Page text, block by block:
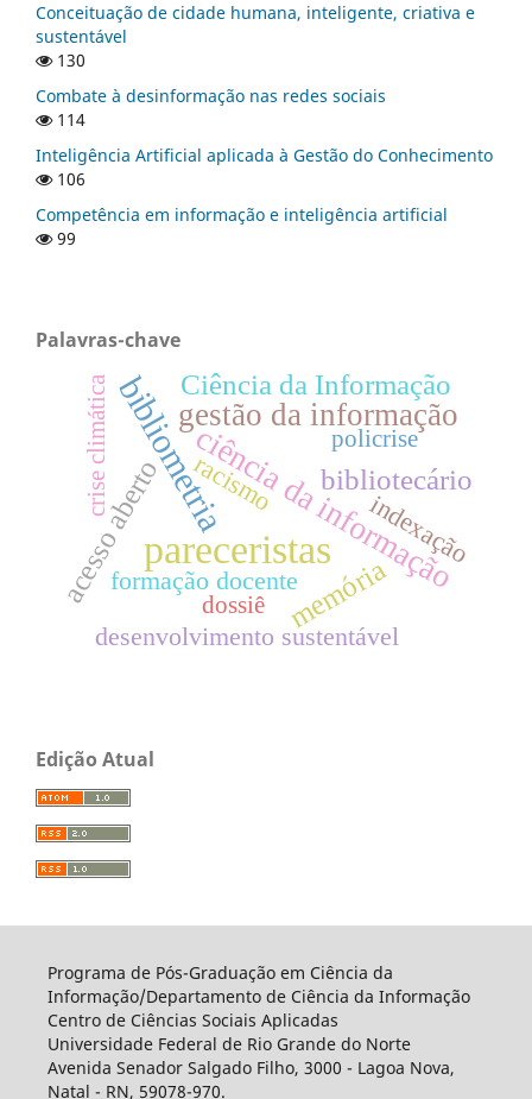
Conceituação de cidade humana, inteligente, criativa e
sustentável
130
Combate à desinformação nas redes sociais
114
Inteligência Artificial aplicada à Gestão do Conhecimento
106
Competência em informação e inteligência artificial
99
Palavras-chave
pareceristas
bibliometriaciência da informação
gestão da informação
Ciência da Informação
acesso aberto bibliotecário
memória
racismo
formação docente
desenvolvimento sustentável
indexação
dossiê
policrise
crise climática
Edição Atual
Programa de Pós-Graduação em Ciência da
Informação/Departamento de Ciência da Informação
Centro de Ciências Sociais Aplicadas
Universidade Federal de Rio Grande do Norte
Avenida Senador Salgado Filho, 3000 - Lagoa Nova,
Natal - RN, 59078-970.